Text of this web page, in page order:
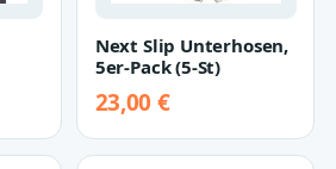
Next Slip Unterhosen,
5er-Pack (5-St)
23,00 €